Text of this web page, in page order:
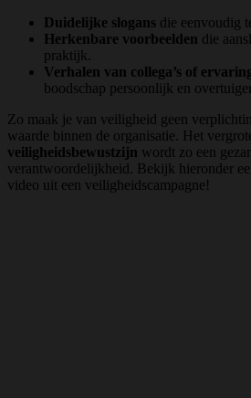
Duidelijke slogans die eenvoudig
Herkenbare voorbeelden die
praktijk.
Verhalen van collega’s of
boodschap persoonlijk en
Zo maak je van veiligheid geen
waarde binnen de organisatie. Het
veiligheidsbewustzijn wordt zo een
verantwoordelijkheid. Bekijk hieronder
video uit een veiligheidscampagne!